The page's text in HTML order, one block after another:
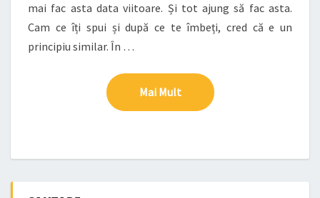
mai fac asta data viitoare. Și tot ajung să fac asta.
Cam ce îți spui și după ce te îmbeți, cred că e un
principiu similar. În …
Mai MultMai Mult